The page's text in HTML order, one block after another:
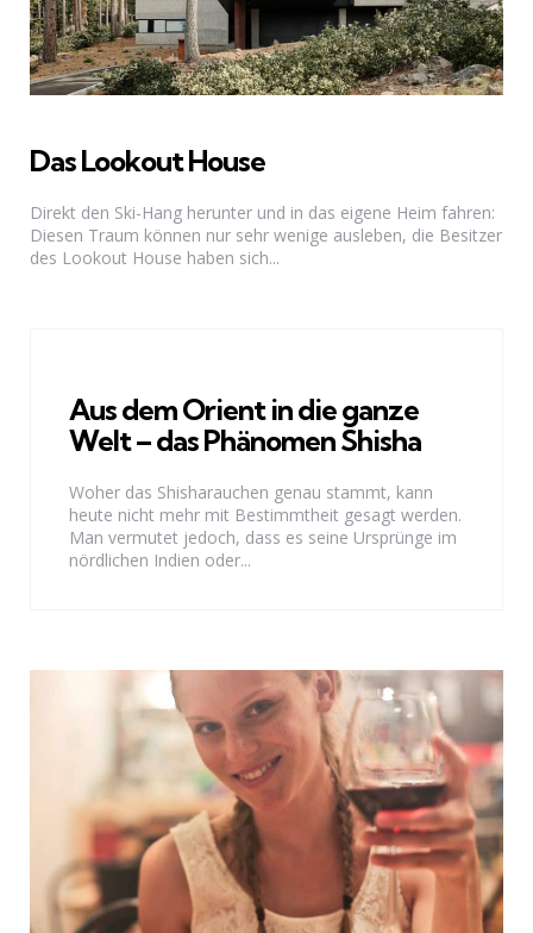
Das Lookout House
Direkt den Ski-Hang herunter und in das eigene Heim fahren:
Diesen Traum können nur sehr wenige ausleben, die Besitzer
des Lookout House haben sich...
Aus dem Orient in die ganze
Welt – das Phänomen Shisha
Woher das Shisharauchen genau stammt, kann
heute nicht mehr mit Bestimmtheit gesagt werden.
Man vermutet jedoch, dass es seine Ursprünge im
nördlichen Indien oder...